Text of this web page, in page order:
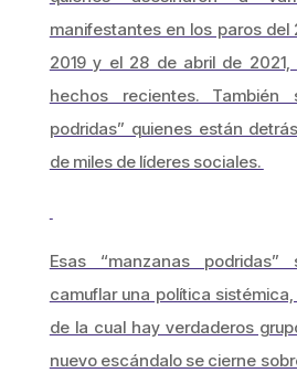
manifestantes en los paros del
2019 y el 28 de abril de
hechos recientes. También
podridas” quienes están
de miles de líderes sociales.
Esas “manzanas
camuflar una política
de la cual hay verdaderos
nuevo escándalo se cierne